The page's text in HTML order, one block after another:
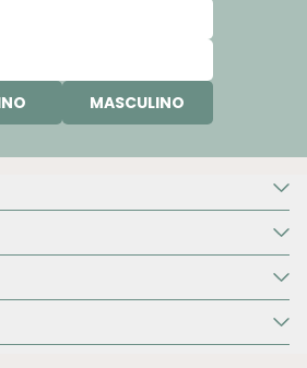
MASCULINO